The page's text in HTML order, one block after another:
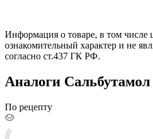
Информация о товаре, в том числе
ознакомительный характер и не
согласно ст.437 ГК РФ.
Аналоги
По рецепту